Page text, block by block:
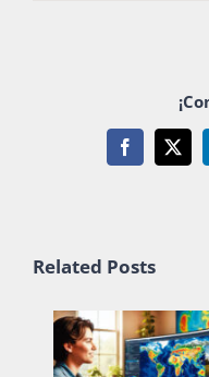
Facebook
X
Related Posts